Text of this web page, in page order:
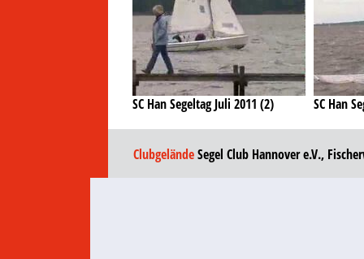
SC Han Segeltag Juli 2011 (2) SC Han
ClubgeländeSegel Club Hannover e.V.,